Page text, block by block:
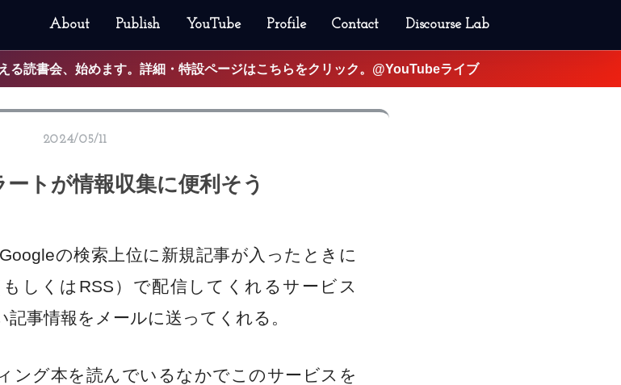
About Publish YouTube Profile Contact Discourse Lab
る読書会、始めます。詳細・特設ページはこちらをクリック。@YouTubeライブ
2024/05/11
トが情報収集に便利そう
の検索上位に新規記事が入ったときに
しくはRSS）で配信してくれるサービス
事情報をメールに送ってくれる。
ング本を読んでいるなかでこのサービスを